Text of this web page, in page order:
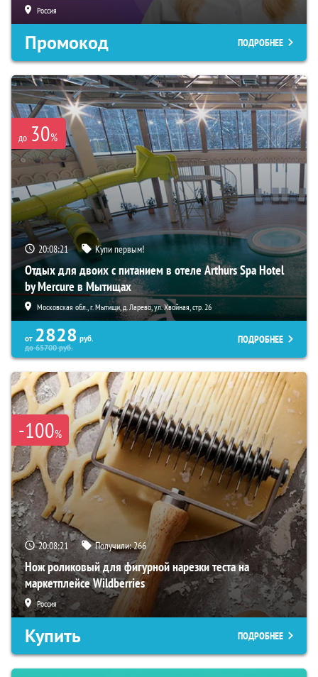
Россия
Промокод ПОДРОБНЕЕ
до 30%
20:08:20 Купи первым!
Отдых для двоих с питанием в отеле Arthurs Spa Hotel
by Mercure в Мытищах
Московская обл., г. Мытищи, д. Ларево, ул. Хвойная, стр. 26
от 2828 руб.
до65700руб.
ПОДРОБНЕЕ
-100%
20:08:20 Получили:266
Нож роликовый для фигурной нарезки теста на
маркетплейсе Wildberries
Россия
Купить ПОДРОБНЕЕ